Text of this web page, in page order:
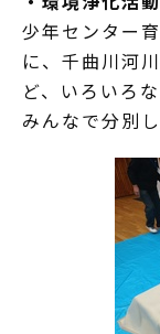
少年センター
に、千曲川河
ど、いろいろ
みんなで分別